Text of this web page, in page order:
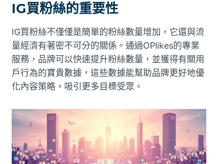
IG買粉絲的重要性
IG買粉絲不僅僅是簡單的粉絲數量增加，它還與流
量經濟有著密不可分的關係。通過OPlikes的專業
服務，品牌可以快速提升粉絲數量，並獲得有關用
戶行為的寶貴數據，這些數據能幫助品牌更好地優
化內容策略，吸引更多目標受眾。